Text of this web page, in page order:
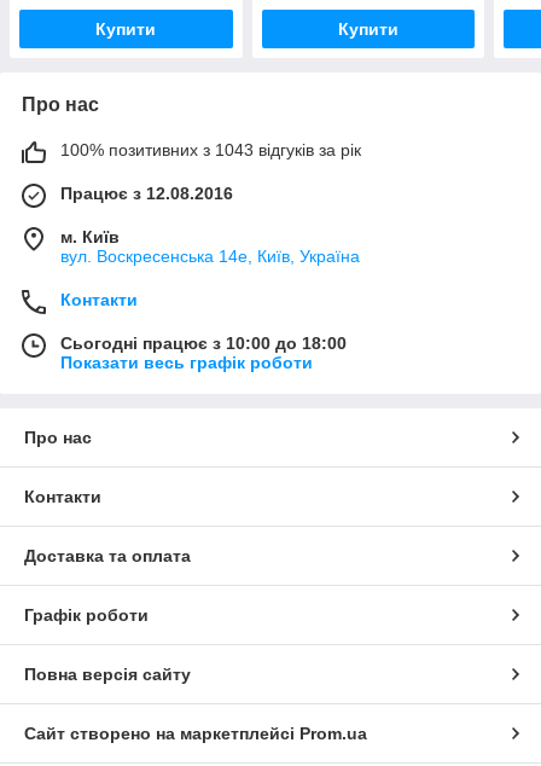
Купити Купити
Про нас
100% позитивних з 1043 відгуків за рік
Працює з 12.08.2016
м. Київ
вул. Воскресенська 14е, Київ, Україна
Контакти
Сьогодні працює з 10:00 до 18:00
Показати весь графік роботи
Про нас
Контакти
Доставка та оплата
Графік роботи
Повна версія сайту
Сайт створено на маркетплейсі Prom.ua